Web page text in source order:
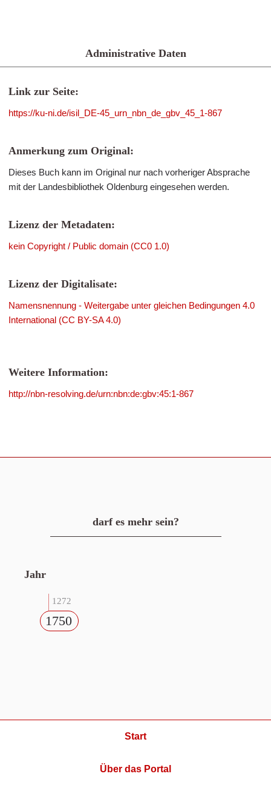
Administrative Daten
Link zur Seite:
https://ku-ni.de/isil_DE-45_urn_nbn_de_gbv_45_1-867
Anmerkung zum Original:
Dieses Buch kann im Original nur nach vorheriger Absprache
mit der Landesbibliothek Oldenburg eingesehen werden.
Lizenz der Metadaten:
kein Copyright / Public domain (CC0 1.0)
Lizenz der Digitalisate:
Namensnennung - Weitergabe unter gleichen Bedingungen 4.0
International (CC BY-SA 4.0)
Weitere Information:
http://nbn-resolving.de/urn:nbn:de:gbv:45:1-867
darf es mehr sein?
Jahr
1272
1750
Start
Über das Portal